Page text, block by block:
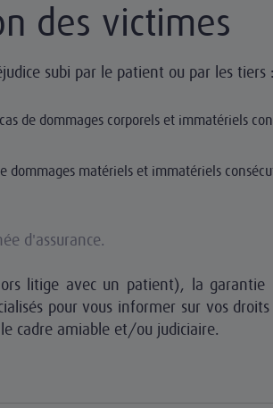
des victimes
subi par le patient ou par les tiers :
de dommages corporels et immatériels
dommages matériels et immatériels
d'assurance.
litige avec un patient), la garantie
pour vous informer sur vos
cadre amiable et/ou judiciaire.